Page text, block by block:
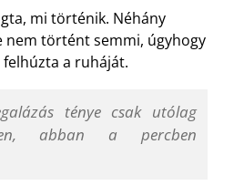
mi történik. Néhány
nem történt semmi, úgyhogy
a ruháját.
ténye csak utólag
abban a percben